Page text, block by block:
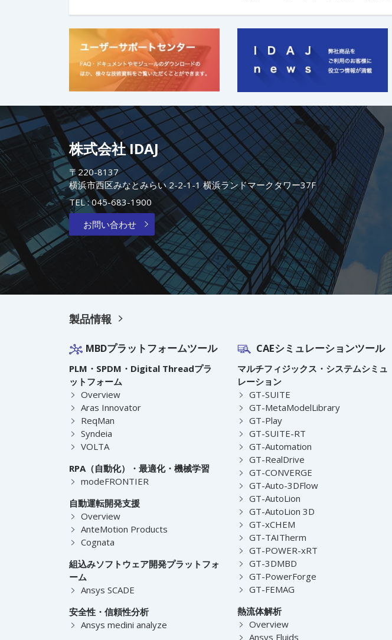
株式会社 IDAJ
〒220-8137
横浜市西区みなとみらい 2-2-1-1 横浜ランドマークタワー37F
TEL :045-683-1900
お問い合わせ
製品情報
MBDプラットフォームツール
PLM・SPDM・Digital Threadプラ
ットフォーム
Overview
Aras Innovator
ReqMan
Syndeia
VOLTA
RPA（自動化）・最適化・機械学習
modeFRONTIER
自動運転開発支援
Overview
AnteMotion Products
Cognata
組込みソフトウェア開発プラットフォ
ーム
Ansys SCADE
安全性・信頼性分析
Ansys medini analyze
CAEシミュレーションツール
マルチフィジックス・システムシミュ
レーション
GT-SUITE
GT-MetaModelLibrary
GT-Play
GT-SUITE-RT
GT-Automation
GT-RealDrive
GT-CONVERGE
GT-Auto-3DFlow
GT-AutoLion
GT-AutoLion 3D
GT-xCHEM
GT-TAITherm
GT-POWER-xRT
GT-3DMBD
GT-PowerForge
GT-FEMAG
熱流体解析
Overview
Ansys Fluids